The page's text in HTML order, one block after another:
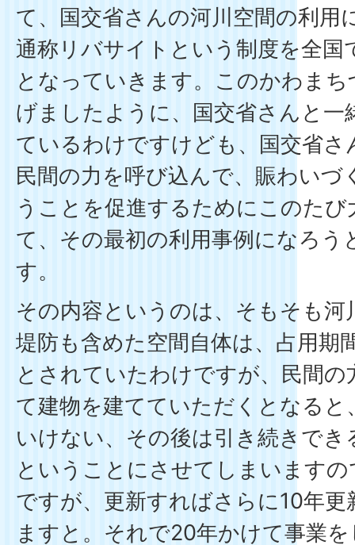
て、国交省さんの河川空間の利用
通称リバサイトという制度を全国
となっていきます。このかわま
げましたように、国交省さんと一
ているわけですけども、国交省
民間の力を呼び込んで、賑わい
うことを促進するためにこのた
て、その最初の利用事例になろ
す。
その内容というのは、そもそも
堤防も含めた空間自体は、占用期
とされていたわけですが、民間
て建物を建てていただくとなる
いけない、その後は引き続きで
ということにさせてしまいます
ですが、更新すればさらに10年
ますと。それで20年かけて事業